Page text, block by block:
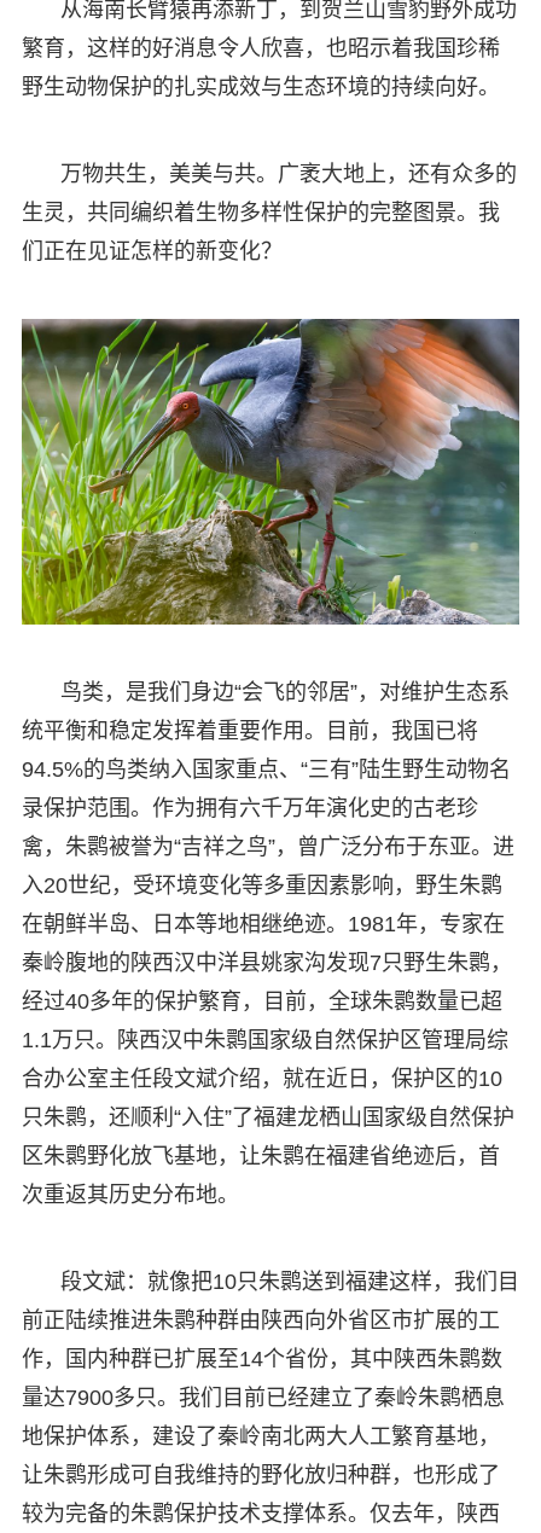
从海南长臂猿再添新丁，到贺兰山雪豹野外成功
繁育，这样的好消息令人欣喜，也昭示着我国珍稀
野生动物保护的扎实成效与生态环境的持续向好。
万物共生，美美与共。广袤大地上，还有众多的
生灵，共同编织着生物多样性保护的完整图景。我
们正在见证怎样的新变化？
鸟类，是我们身边“会飞的邻居”，对维护生态系
统平衡和稳定发挥着重要作用。目前，我国已将
94.5%的鸟类纳入国家重点、“三有”陆生野生动物名
录保护范围。作为拥有六千万年演化史的古老珍
禽，朱鹮被誉为“吉祥之鸟”，曾广泛分布于东亚。进
入20世纪，受环境变化等多重因素影响，野生朱鹮
在朝鲜半岛、日本等地相继绝迹。1981年，专家在
秦岭腹地的陕西汉中洋县姚家沟发现7只野生朱鹮，
经过40多年的保护繁育，目前，全球朱鹮数量已超
1.1万只。陕西汉中朱鹮国家级自然保护区管理局综
合办公室主任段文斌介绍，就在近日，保护区的10
只朱鹮，还顺利“入住”了福建龙栖山国家级自然保护
区朱鹮野化放飞基地，让朱鹮在福建省绝迹后，首
次重返其历史分布地。
段文斌：就像把10只朱鹮送到福建这样，我们目
前正陆续推进朱鹮种群由陕西向外省区市扩展的工
作，国内种群已扩展至14个省份，其中陕西朱鹮数
量达7900多只。我们目前已经建立了秦岭朱鹮栖息
地保护体系，建设了秦岭南北两大人工繁育基地，
让朱鹮形成可自我维持的野化放归种群，也形成了
较为完备的朱鹮保护技术支撑体系。仅去年，陕西